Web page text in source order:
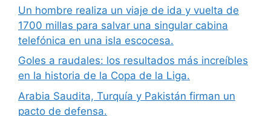
Un hombre realiza un viaje de ida y vuelta de
1700 millas para salvar una singular cabina
telefónica en una isla escocesa.
Goles a raudales: los resultados más increíbles
en la historia de la Copa de la Liga.
Arabia Saudita, Turquía y Pakistán firman un
pacto de defensa.